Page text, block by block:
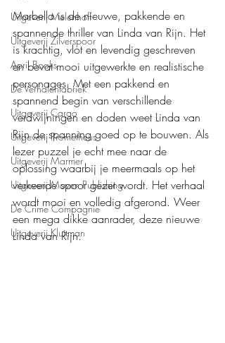
Uitgeverij Melenhoff
Uitgeverij Zilverspoor
April Books
De Verhalenfabriek
Uitgeverij Cargo
Uitgeverij Prometheus
Uitgeverij Marmer
Uitgeverij Maven Publishing
De Crime Compagnie
Uitgeverij Kluitman
Marbella is de nieuwe, pakkende en
spannende thriller van Linda van Rijn. Het
is krachtig, vlot en levendig geschreven
en bevat mooi uitgewerkte en realistische
personages. Met een pakkend en
spannend begin van verschillende
verdwijningen en doden weet Linda van
Rijn de spanning goed op te bouwen. Als
lezer puzzel je echt mee naar de
oplossing waarbij je meermaals op het
verkeerde spoor gezet wordt. Het verhaal
wordt mooi en volledig afgerond. Weer
een mega dikke aanrader, deze nieuwe
Linda van Rijn.